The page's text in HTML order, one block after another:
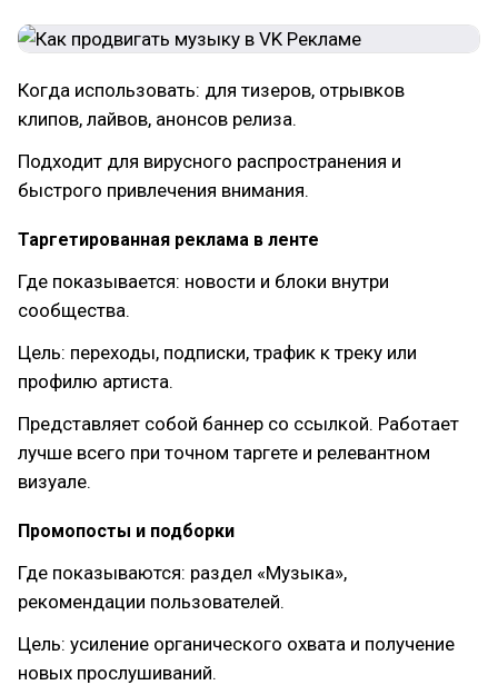
Когда использовать: для тизеров, отрывков
клипов, лайвов, анонсов релиза.
Подходит для вирусного распространения и
быстрого привлечения внимания.
Таргетированная реклама в ленте
Где показывается: новости и блоки внутри
сообщества.
Цель: переходы, подписки, трафик к треку или
профилю артиста.
Представляет собой баннер со ссылкой. Работает
лучше всего при точном таргете и релевантном
визуале.
Промопосты и подборки
Где показываются: раздел «Музыка»,
рекомендации пользователей.
Цель: усиление органического охвата и получение
новых прослушиваний.